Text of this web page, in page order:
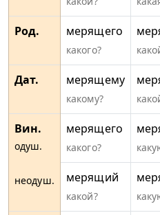
Род. мерящего
какого?
Дат. мерящему
какому?
Вин.
одуш.
неодуш.
мерящего
какого?
мерящий
какой?